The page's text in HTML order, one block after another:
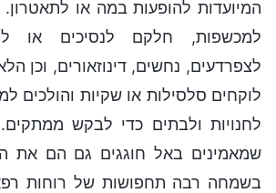
המיועדות להופעות במה או
למכשפות, חלקם לנסיכים או
לצפרדעים, נחשים, דינוזאורים, וכן
לוקחים סלסילות או שקיות והולכים
לחנויות ולבתים כדי לבקש
שמאמינים באל חוגגים גם הם את
בשמחה רבה תחפושות של רוחות